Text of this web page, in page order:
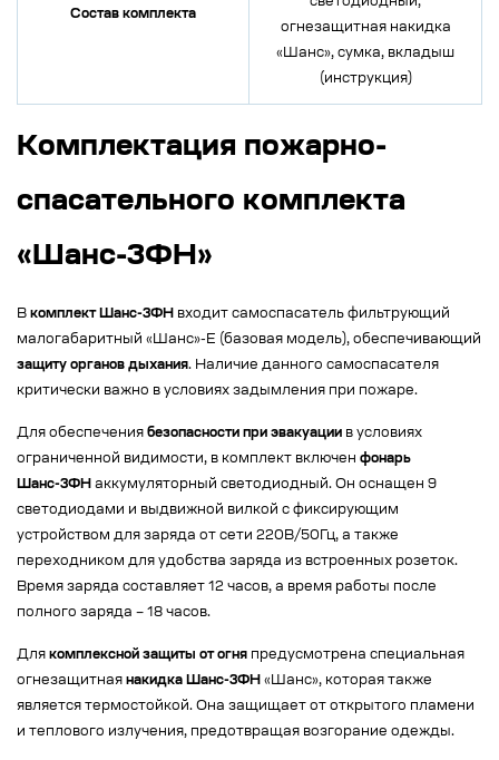
Состав комплекта
огнезащитная накидка
«Шанс», сумка, вкладыш
(инструкция)
Комплектация пожарно-
спасательного комплекта
«Шанс-3ФН»
В комплект Шанс-3ФН входит самоспасатель фильтрующий
малогабаритный «Шанс»-Е (базовая модель), обеспечивающий
защиту органов дыхания. Наличие данного самоспасателя
критически важно в условиях задымления при пожаре.
Для обеспечения безопасности при эвакуации в условиях
ограниченной видимости, в комплект включен фонарь
Шанс-3ФН аккумуляторный светодиодный. Он оснащен 9
светодиодами и выдвижной вилкой с фиксирующим
устройством для заряда от сети 220В/50Гц, а также
переходником для удобства заряда из встроенных розеток.
Время заряда составляет 12 часов, а время работы после
полного заряда – 18 часов.
Для комплексной защиты от огня предусмотрена специальная
огнезащитная накидка Шанс-3ФН «Шанс», которая также
является термостойкой. Она защищает от открытого пламени
и теплового излучения, предотвращая возгорание одежды.